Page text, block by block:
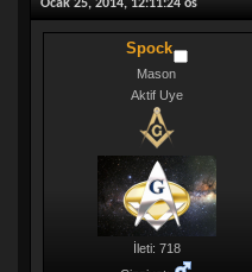
Ocak 25, 2014, 12:11:24 ös
Spock
Mason
Aktif Uye
İleti: 718